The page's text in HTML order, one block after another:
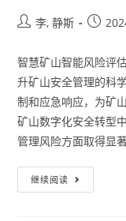
李, 静斯
智慧矿山智能风险评
升矿山安全管理的科
制和应急响应，为矿
矿山数字化安全转型
管理风险方面取得显著
继续阅读